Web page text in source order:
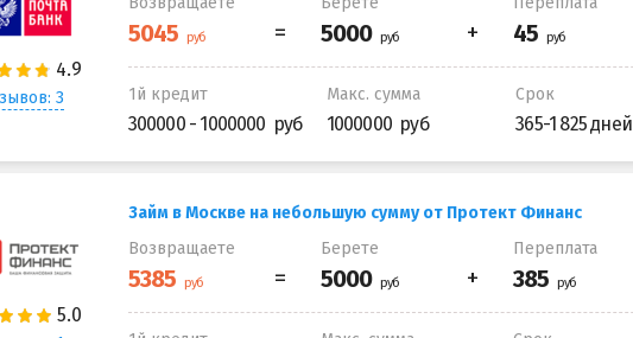
3 1й кредит
300000 - 1000000
Макс. сумма
1000000
Срок
365-1 825 дней
Займ в Москве на небольшую сумму от Протект Финанс
Возвращаете
Берете Переплата